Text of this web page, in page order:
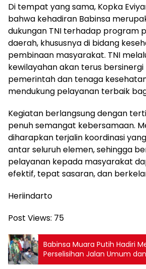
Di tempat yang sama, Kopka
bahwa kehadiran Babinsa
dukungan TNI terhadap program
daerah, khususnya di bidang
pembinaan masyarakat. TNI
kewilayahan akan terus
pemerintah dan tenaga
mendukung pelayanan terbaik
Kegiatan berlangsung dengan
penuh semangat kebersamaan.
diharapkan terjalin koordinasi
antar seluruh elemen, sehingga
pelayanan kepada masyarakat
efektif, tepat sasaran, dan
Heriindarto
Post Views: 75
Babinsa Muara Putih Hadiri
Perselisihan Jalan Umum
Situasi Berlangsung Kondusif